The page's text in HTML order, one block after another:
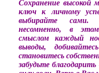
Сохранение высокой
ключ к личному
выбирайте сами.
несомненно, в
смыслом каждый
выводы,
становитесь
забудьте